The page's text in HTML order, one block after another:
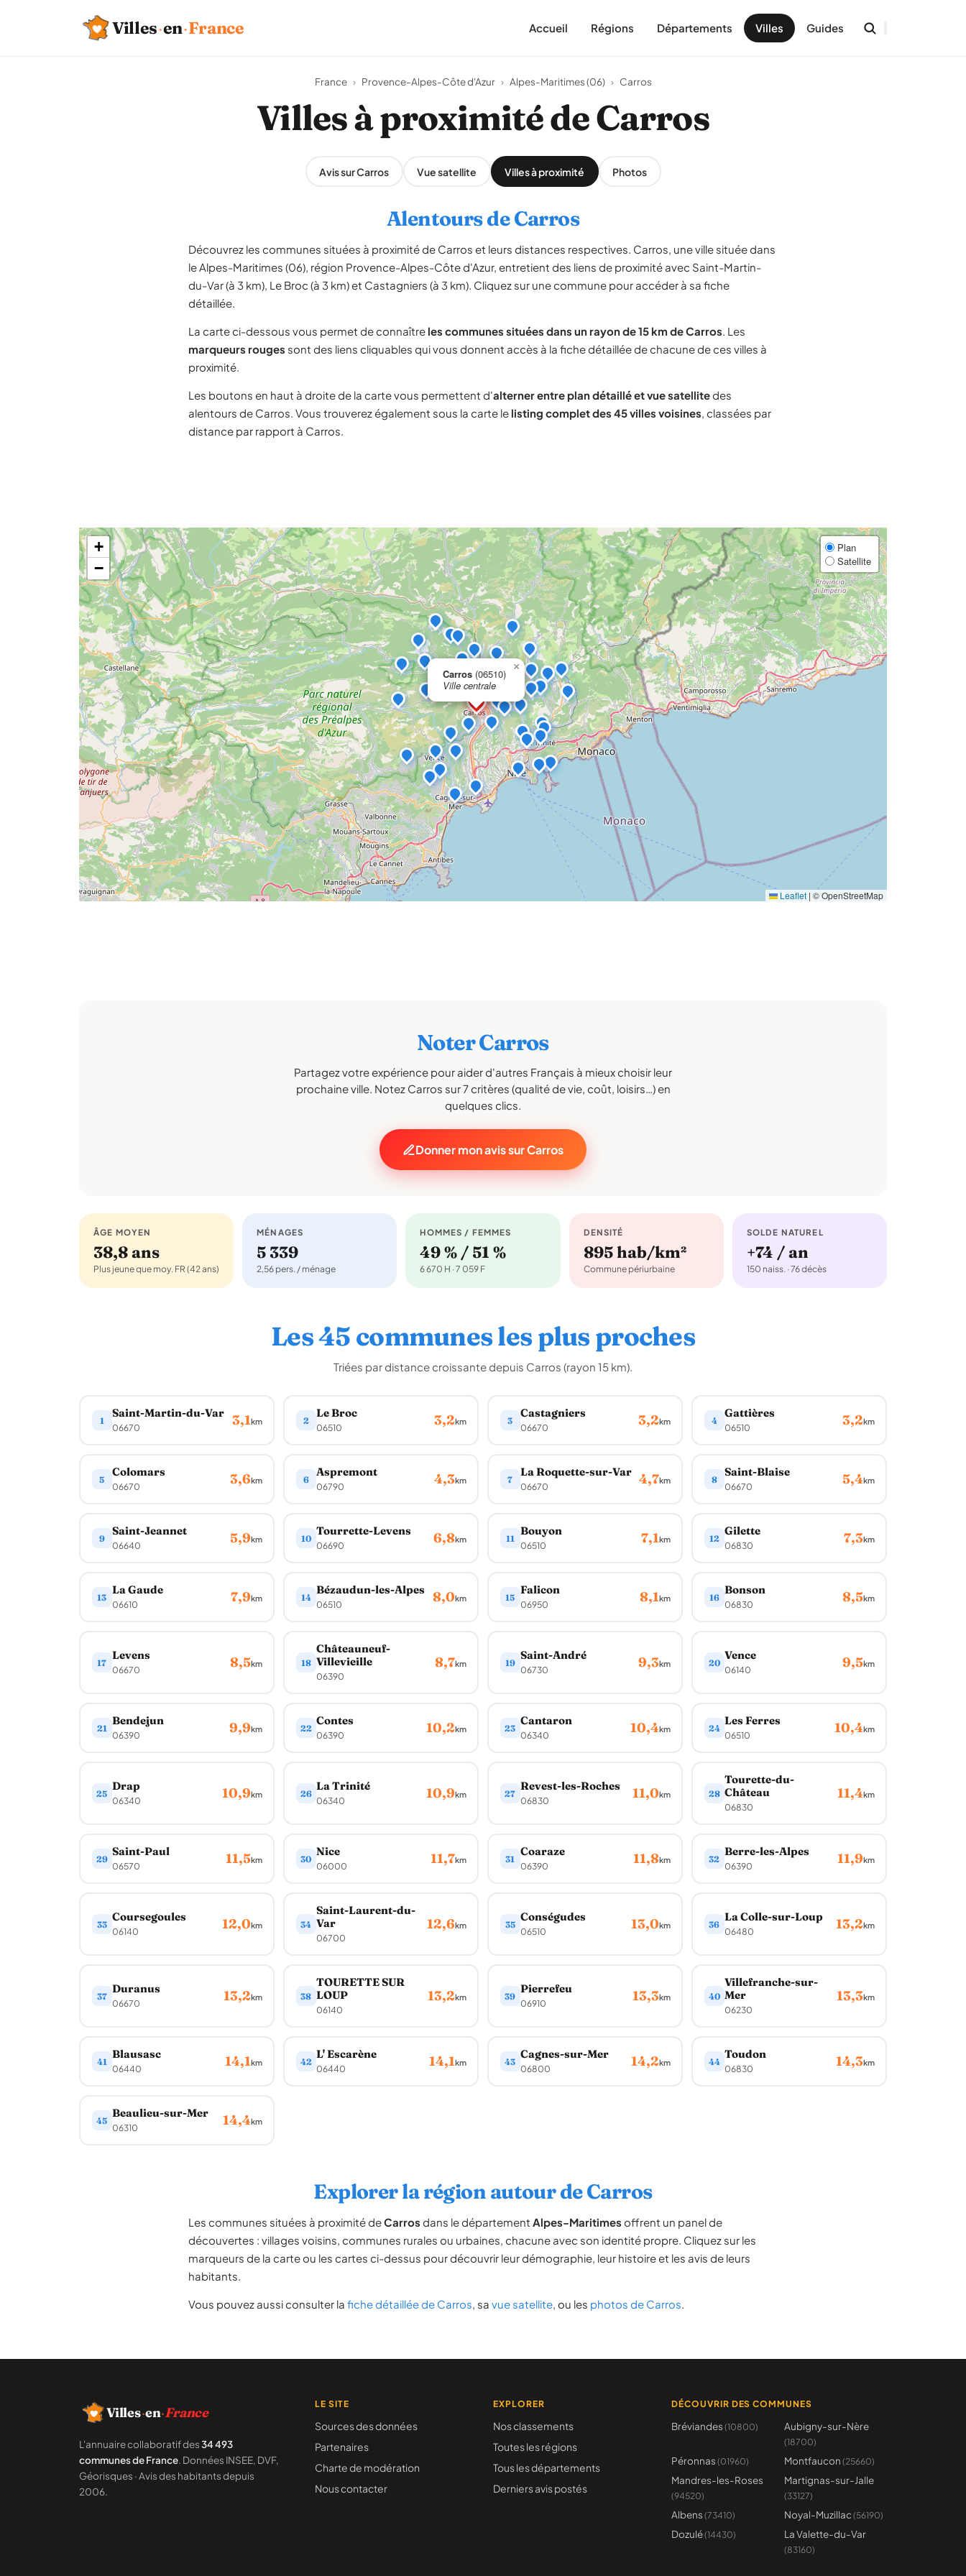
Villes·en·France Accueil Régions Départements Villes Guides
France › Provence-Alpes-Côte d'Azur › Alpes-Maritimes (06) › Carros
Villes à proximité de Carros
Avis sur Carros Vue satellite Villes à proximité Photos
Alentours de Carros
Découvrez les communes situées à proximité de Carros et leurs distances respectives. Carros, une ville située dans
le Alpes-Maritimes (06), région Provence-Alpes-Côte d'Azur, entretient des liens de proximité avec Saint-Martin-
du-Var (à 3 km), Le Broc (à 3 km) et Castagniers (à 3 km). Cliquez sur une commune pour accéder à sa fiche
détaillée.
La carte ci-dessous vous permet de connaître les communes situées dans un rayon de 15 km de Carros. Les
marqueurs rouges sont des liens cliquables qui vous donnent accès à la fiche détaillée de chacune de ces villes à
proximité.
Les boutons en haut à droite de la carte vous permettent d'alterner entre plan détaillé et vue satellitedes
alentours de Carros. Vous trouverez également sous la carte le listing complet des 45 villes voisines, classées par
distance par rapport à Carros.
Carros (06510)
Ville centrale
×
+
−
Plan
Satellite
Leaflet | © OpenStreetMap
Noter Carros
Partagez votre expérience pour aider d'autres Français à mieux choisir leur
prochaine ville. Notez Carros sur 7 critères (qualité de vie, coût, loisirs…) en
quelques clics.
Donner mon avis sur Carros
ÂGE MOYEN
38,8 ans
Plus jeune que moy. FR (42 ans)
MÉNAGES
5 339
2,56 pers. / ménage
HOMMES / FEMMES
49 % / 51 %
6 670 H · 7 059 F
DENSITÉ
895 hab/km²
Commune périurbaine
SOLDE NATUREL
+74 / an
150 naiss. · 76 décès
Les 45 communes les plus proches
Triées par distance croissante depuis Carros (rayon 15 km).
1
Saint-Martin-du-Var
06670 3,1km 2
Le Broc
06510 3,2km 3
Castagniers
06670 3,2km 4
Gattières
06510 3,2km
5
Colomars
06670 3,6km 6
Aspremont
06790 4,3km 7
La Roquette-sur-Var
06670 4,7km 8
Saint-Blaise
06670 5,4km
9
Saint-Jeannet
06640 5,9km 10
Tourrette-Levens
06690 6,8km 11
Bouyon
06510 7,1km 12
Gilette
06830 7,3km
13
La Gaude
06610 7,9km 14
Bézaudun-les-Alpes
06510 8,0km 15
Falicon
06950 8,1km 16
Bonson
06830 8,5km
17
Levens
06670 8,5km 18
Châteauneuf-
Villevieille
06390
8,7km 19
Saint-André
06730 9,3km 20
Vence
06140 9,5km
21
Bendejun
06390 9,9km 22
Contes
06390 10,2km 23
Cantaron
06340 10,4km 24
Les Ferres
06510 10,4km
25
Drap
06340 10,9km 26
La Trinité
06340 10,9km 27
Revest-les-Roches
06830 11,0km 28
Tourette-du-
Château
06830
11,4km
29
Saint-Paul
06570 11,5km 30
Nice
06000 11,7km 31
Coaraze
06390 11,8km 32
Berre-les-Alpes
06390 11,9km
33
Coursegoules
06140 12,0km 34
Saint-Laurent-du-
Var
06700
12,6km 35
Conségudes
06510 13,0km 36
La Colle-sur-Loup
06480 13,2km
37
Duranus
06670 13,2km 38
TOURETTE SUR
LOUP
06140
13,2km 39
Pierrefeu
06910 13,3km 40
Villefranche-sur-
Mer
06230
13,3km
41
Blausasc
06440 14,1km 42
L' Escarène
06440 14,1km 43
Cagnes-sur-Mer
06800 14,2km 44
Toudon
06830 14,3km
45
Beaulieu-sur-Mer
06310 14,4km
Explorer la région autour de Carros
Les communes situées à proximité deCarros dans le département Alpes-Maritimes offrent un panel de
découvertes : villages voisins, communes rurales ou urbaines, chacune avec son identité propre. Cliquez sur les
marqueurs de la carte ou les cartes ci-dessus pour découvrir leur démographie, leur histoire et les avis de leurs
habitants.
Vous pouvez aussi consulter la fiche détaillée de Carros, sa vue satellite, ou les photos de Carros.
Villes·en·France
L'annuaire collaboratif des34 493
communes de France. Données INSEE, DVF,
Géorisques · Avis des habitants depuis
2006.
LE SITE
Sources des données
Partenaires
Charte de modération
Nous contacter
EXPLORER
Nos classements
Toutes les régions
Tous les départements
Derniers avis postés
DÉCOUVRIR DES COMMUNES
Bréviandes (10800) Aubigny-sur-Nère
(18700)
Péronnas (01960) Montfaucon (25660)
Mandres-les-Roses
(94520)
Martignas-sur-Jalle
(33127)
Albens (73410) Noyal-Muzillac (56190)
Dozulé(14430) La Valette-du-Var
(83160)